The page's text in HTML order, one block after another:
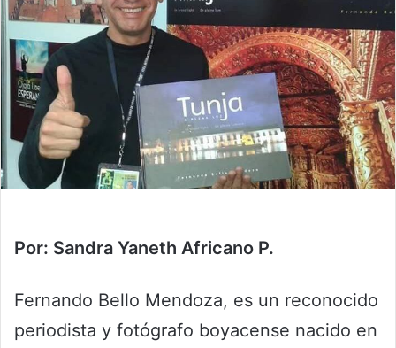
Por: Sandra Yaneth Africano P.
Fernando Bello Mendoza, es un reconocido
periodista y fotógrafo boyacense nacido en